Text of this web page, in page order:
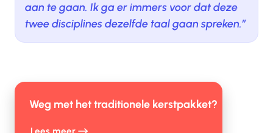
aan te gaan. Ik ga er immers voor dat deze
twee disciplines dezelfde taal gaan spreken.’’
Weg met het traditionele kerstpakket?